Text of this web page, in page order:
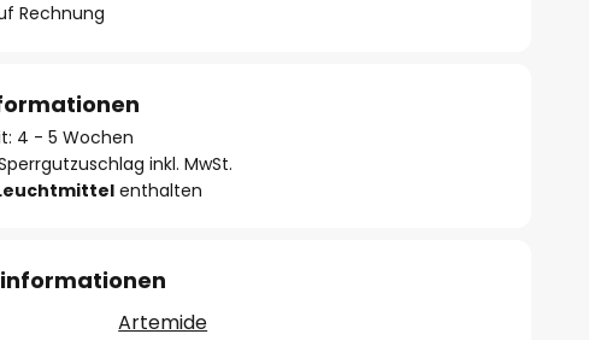
Rechnung
4 - 5 Wochen
inkl. MwSt.
enthalten
Artemide